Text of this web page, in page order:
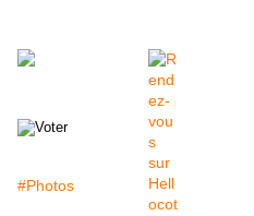
#Photos